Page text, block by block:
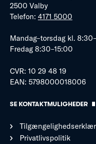
2500 Valby
Telefon: 4171 5000
Mandag–torsdag kl.
Fredag 8:30–15:00
CVR: 10 29 48 19
EAN: 5798000018006
SE KONTAKTMULIGHEDER
Privatlivspolitik